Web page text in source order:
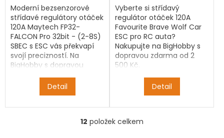
Detail
Moderní bezsenzorové
střídavé regulátory otáček
120A Maytech FP32-
FALCON Pro 32bit - (2-8S)
SBEC s ESC vás překvapí
svojí precizností. Na
BigHobby s dopravou
Detail
Vyberte si střídavý
regulátor otáček 120A
Favourite Brave Wolf Car
ESC pro RC auta?
Nakupujte na BigHobby s
dopravou zdarma od 2
500 Kč.
O
12 položek celkem